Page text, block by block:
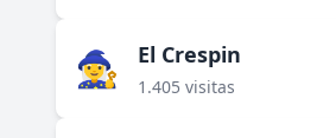
🧙‍♀️ El Crespin
1.405 visitas